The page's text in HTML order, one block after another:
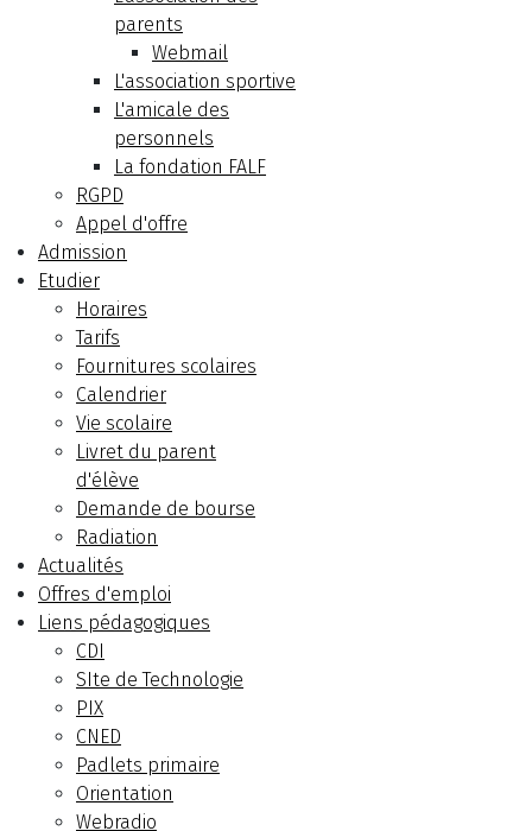
parents
Webmail
L'association sportive
L'amicale des
personnels
La fondation FALF
RGPD
Appel d'offre
Admission
Etudier
Horaires
Tarifs
Fournitures scolaires
Calendrier
Vie scolaire
Livret du parent
d'élève
Demande de bourse
Radiation
Actualités
Offres d'emploi
Liens pédagogiques
CDI
SIte de Technologie
PIX
CNED
Padlets primaire
Orientation
Webradio